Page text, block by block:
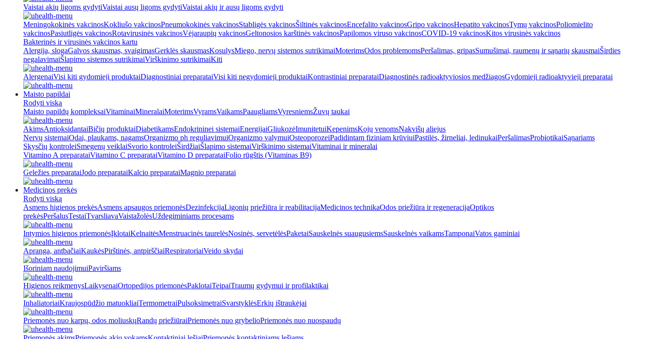
Vaistai akių ligoms gydytiVaistai ausų ligoms gydytiVaistai akių ir ausų ligoms gydyti
Meningokokinės vakcinosKokliušo vakcinosPneumokokinės vakcinosStabligės vakcinosŠiltinės vakcinosEncefalito vakcinosGripo vakcinosHepatito vakcinosTymų vakcinosPoliomielito
vakcinosPasiutligės vakcinosRotavirusinės vakcinosVėjaraupių vakcinosGeltonosios karštinės vakcinosPapilomos viruso vakcinosCOVID-19 vakcinosKitos virusinės vakcinos
Bakterinės ir virusinės vakcinos kartu
Alergija, slogaGalvos skausmas, svaigimasGerklės skausmasKosulysMiego, nervų sistemos sutrikimaiMoterimsOdos problemomsPeršalimas, gripasSumušimai, raumenų ir sąnarių skausmaiŠirdies
negalavimaiŠlapimo sistemos sutrikimaiVirškinimo sutrikimaiKiti
AlergenaiVisi kiti gydomieji produktaiDiagnostiniai preparataiVisi kiti negydomieji produktaiKontrastiniai preparataiDiagnostinės radioaktyviosios medžiagosGydomieji radioaktyvieji preparatai
Maisto papildai
Rodyti viską
Maisto papildų kompleksaiVitaminaiMineralaiMoterimsVyramsVaikamsPaaugliamsVyresniemsŽuvų taukai
AkimsAntioksidantaiBičių produktaiDiabetikamsEndokrininei sistemaiEnergijaiGliukozėImunitetuiKepenimsKojų venomsNakvišų aliejus
Nervų sistemaiOdai, plaukams, nagamsOrganizmo ph reguliavimuiOrganizmo valymuiOsteoporozeiPadidintam fiziniam krūviuiPastilės, žirneliai, ledinukaiPeršalimasProbiotikaiSąnariams
Skysčių kontroleiSmegenų veiklaiSvorio kontroleiŠirdžiaiŠlapimo sistemaiVirškinimo sistemaiVitaminai ir mineralai
Vitamino A preparataiVitamino C preparataiVitamino D preparataiFolio rūgštis (Vitaminas B9)
Geležies preparataiJodo preparataiKalcio preparataiMagnio preparatai
Medicinos prekės
Rodyti viską
Asmens higienos prekėsAsmens apsaugos priemonėsDezinfekcijaLigonių priežiūra ir reabilitacijaMedicinos technikaOdos priežiūra ir regeneracijaOptikos
prekėsPeršalusTestaiTvarsliavaVaistažolėsUždegiminiams procesams
Intymios higienos priemonėsĮklotaiKelnaitėsMenstruacinės taurelėsNosinės, servetėlėsPaketaiSauskelnės suaugusiemsSauskelnės vaikamsTamponaiVatos gaminiai
Apranga, antbačiaiKaukėsPirštinės, antpirščiaiRespiratoriaiVeido skydai
Išoriniam naudojimuiPaviršiams
Higienos reikmenysLaikysenaiOrtopedijos priemonėsPaklotaiTeipaiTraumų gydymui ir profilaktikai
InhaliatoriaiKraujospūdžio matuokliaiTermometraiPulsoksimetraiSvarstyklėsErkių ištraukėjai
Priemonės nuo karpų, odos moliuskųRandų priežiūraiPriemonės nuo grybelioPriemonės nuo nuospaudų